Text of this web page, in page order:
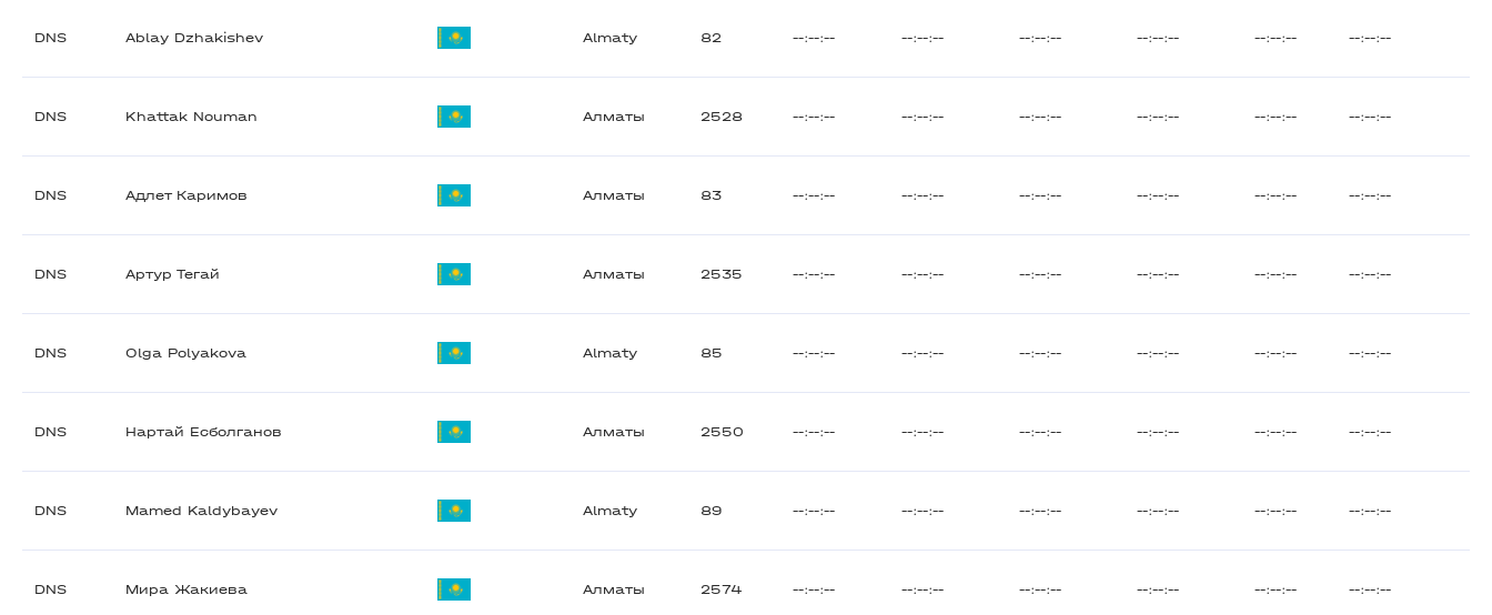
DNS Ablay Dzhakishev Almaty 82 --:--:-- --:--:-- --:--:-- --:--:-- --:--:-- --:--:--
DNS Khattak Nouman Алматы 2528 --:--:-- --:--:-- --:--:-- --:--:-- --:--:-- --:--:--
DNS Адлет Каримов Алматы 83 --:--:-- --:--:-- --:--:-- --:--:-- --:--:-- --:--:--
DNS Артур Тегай Алматы 2535 --:--:-- --:--:-- --:--:-- --:--:-- --:--:-- --:--:--
DNS Olga Polyakova Almaty 85 --:--:-- --:--:-- --:--:-- --:--:-- --:--:-- --:--:--
DNS Нартай Есболганов Алматы 2550 --:--:-- --:--:-- --:--:-- --:--:-- --:--:-- --:--:--
DNS Mamed Kaldybayev Almaty 89 --:--:-- --:--:-- --:--:-- --:--:-- --:--:-- --:--:--
DNS Мира Жакиева Алматы 2574 --:--:-- --:--:-- --:--:-- --:--:-- --:--:-- --:--:--